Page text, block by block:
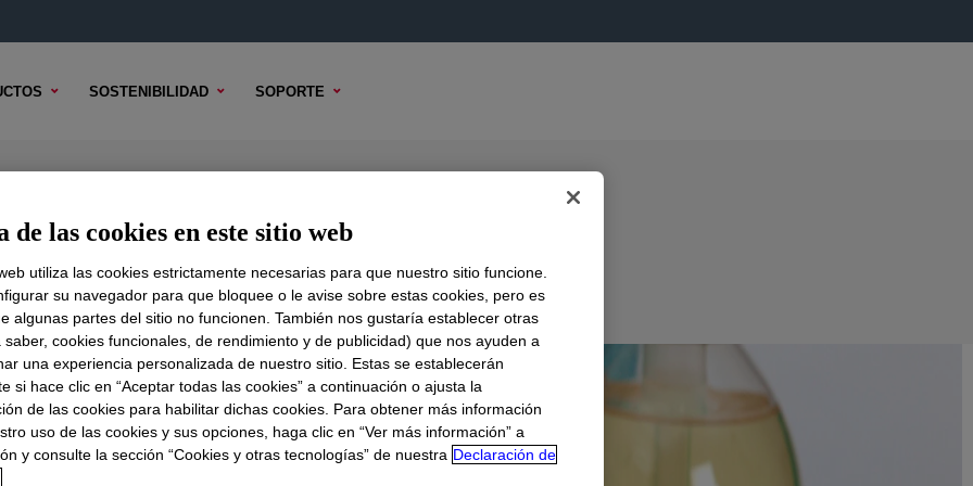
SOSTENIBILIDAD SOPORTE
Binder
TÉCNICO OPCIONES DE MUESTRA OPCIONES DE COMPRA
de las cookies en este sitio web
utiliza las cookies estrictamente necesarias para que nuestro sitio funcione.
su navegador para que bloquee o le avise sobre estas cookies, pero es
algunas partes del sitio no funcionen. También nos gustaría establecer otras
saber, cookies funcionales, de rendimiento y de publicidad) que nos ayuden a
una experiencia personalizada de nuestro sitio. Estas se establecerán
si hace clic en “Aceptar todas las cookies” a continuación o ajusta la
de las cookies para habilitar dichas cookies. Para obtener más información
uso de las cookies y sus opciones, haga clic en “Ver más información” a
y consulte la sección “Cookies y otras tecnologías” de nuestra Declaración de